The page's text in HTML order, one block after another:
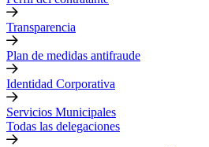
Transparencia
Plan de medidas antifraude
Identidad Corporativa
Servicios Municipales
Todas las delegaciones